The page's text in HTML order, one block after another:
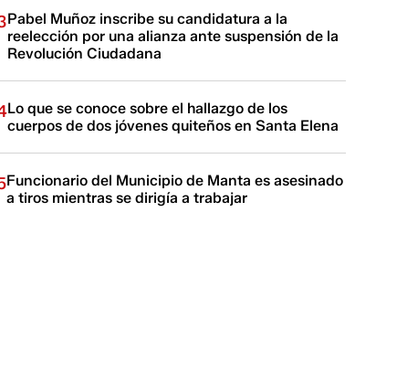
Pabel Muñoz inscribe su candidatura a la
reelección por una alianza ante suspensión de la
Revolución Ciudadana
Lo que se conoce sobre el hallazgo de los
cuerpos de dos jóvenes quiteños en Santa Elena
Funcionario del Municipio de Manta es asesinado
a tiros mientras se dirigía a trabajar